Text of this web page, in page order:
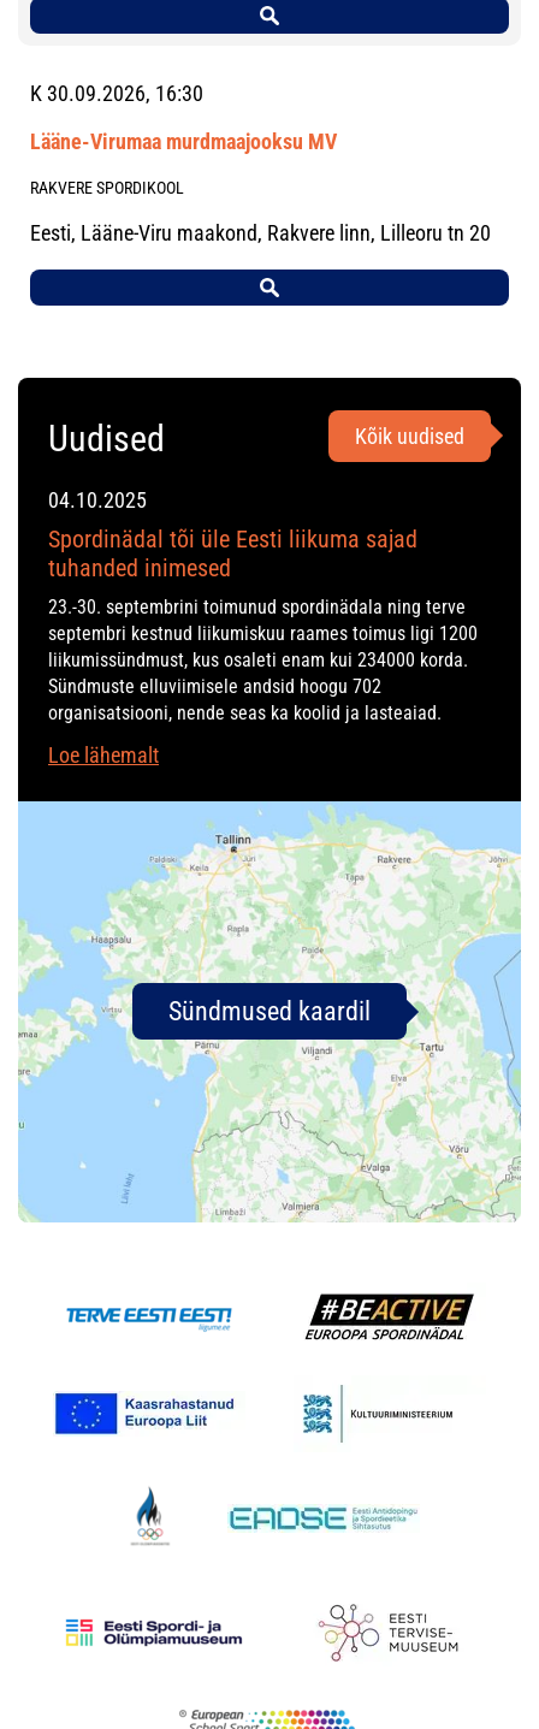
K 30.09.2026, 16:30
Lääne-Virumaa murdmaajooksu MV
RAKVERE SPORDIKOOL
Eesti, Lääne-Viru maakond, Rakvere linn, Lilleoru tn 20
Uudised Kõik uudised
04.10.2025
Spordinädal tõi üle Eesti liikuma sajad
tuhanded inimesed
23.-30. septembrini toimunud spordinädala ning terve
septembri kestnud liikumiskuu raames toimus ligi 1200
liikumissündmust, kus osaleti enam kui 234000 korda.
Sündmuste elluviimisele andsid hoogu 702
organisatsiooni, nende seas ka koolid ja lasteaiad.
Loe lähemalt
Sündmused kaardil